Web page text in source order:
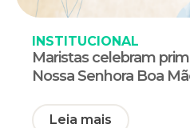
INSTITUCIONAL
Maristas celebram
Nossa Senhora Boa
Leia mais